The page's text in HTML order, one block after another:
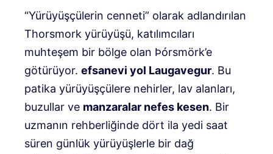
“Yürüyüşçülerin cenneti” olarak adlandırılan
Thorsmork yürüyüşü, katılımcıları
muhteşem bir bölge olan Þórsmörk’e
götürüyor. efsanevi yol Laugavegur. Bu
patika yürüyüşçülere nehirler, lav alanları,
buzullar ve manzaralar nefes kesen. Bir
uzmanın rehberliğinde dört ila yedi saat
süren günlük yürüyüşlerle bir dağ